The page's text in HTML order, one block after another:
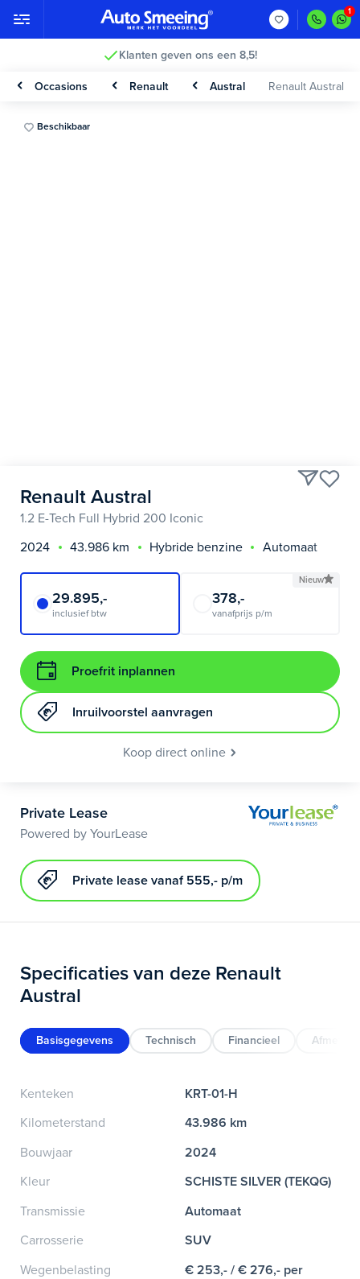
Klanten geven ons een 8,5!
Occasions Renault Austral Renault Austral
Beschikbaar
Renault Austral
1.2 E-Tech Full Hybrid 200 Iconic
2024
43.986 km Hybride benzine Automaat
29.895,-
inclusief btw
Nieuw
378,-
vanafprijs p/m
Proefrit inplannen
Inruilvoorstel aanvragen
Koop direct online
Private Lease
Powered by YourLease
Private lease vanaf 555,- p/m
Specificaties van deze Renault
Austral
Basisgegevens Technisch Financieel
Kenteken
KRT-01-H
Kilometerstand
43.986 km
Bouwjaar
2024
Kleur
SCHISTE SILVER (TEKQG)
Transmissie
Automaat
Carrosserie
SUV
Wegenbelasting
€ 253,- / € 276,- per